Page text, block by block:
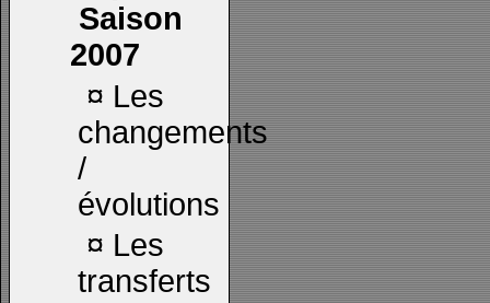
Saison
2007
¤ Les
changements
/
évolutions
¤ Les
transferts